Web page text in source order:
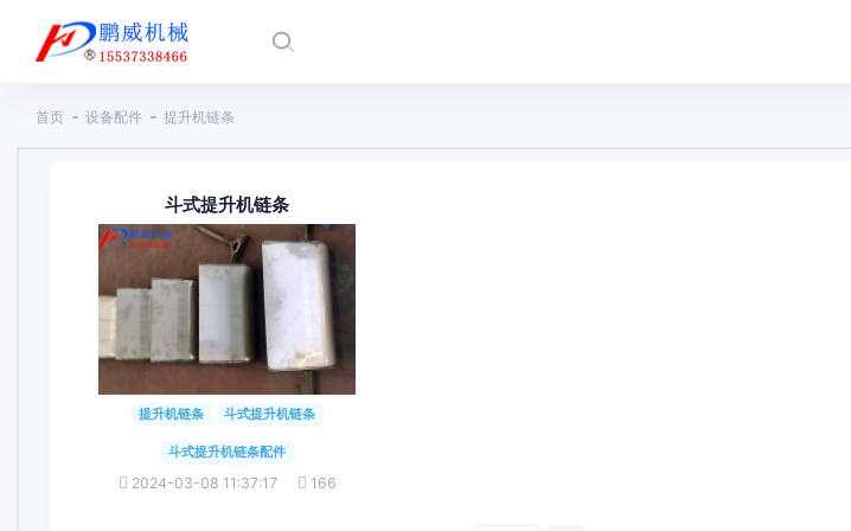
首页 设备配件 提升机链条
斗式提升机链条
提升机链条 斗式提升机链条
斗式提升机链条配件
2024-03-08 11:37:17 166